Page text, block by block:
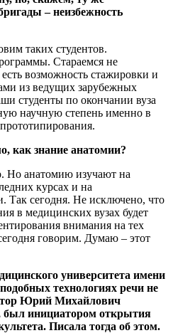
– неизбежность
таких студентов.
Стараемся не
возможность стажировки и
из ведущих зарубежных
студенты по окончании вуза
научную степень именно в
как знание анатомии?
Но анатомию изучают на
курсах и на
Так сегодня. Не исключено, что
в медицинских вузах будет
внимания на тех
говорим. Думаю – этот
университета имени
технологиях речи не
Юрий Михайлович
был инициатором открытия
Писала тогда об этом.